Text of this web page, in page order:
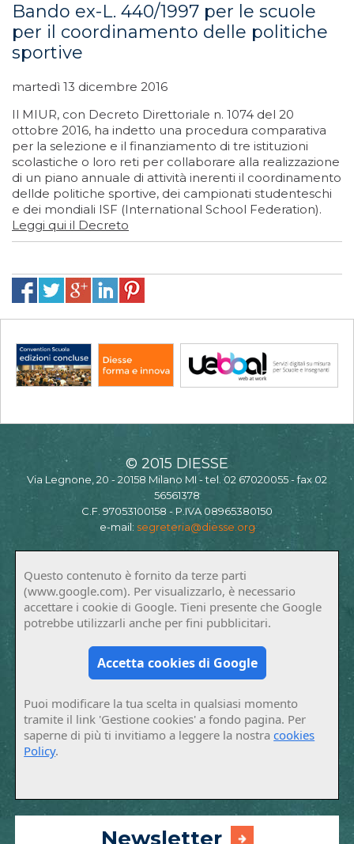
Bando ex-L. 440/1997 per le scuole
per il coordinamento delle politiche
sportive
martedì 13 dicembre 2016
Il MIUR, con Decreto Direttoriale n. 1074 del 20
ottobre 2016, ha indetto una procedura comparativa
per la selezione e il finanziamento di tre istituzioni
scolastiche o loro reti per collaborare alla realizzazione
di un piano annuale di attività inerenti il coordinamento
dellde politiche sportive, dei campionati studenteschi
e dei mondiali ISF (International School Federation).
Leggi qui il Decreto
© 2015 DIESSE
Via Legnone, 20 - 20158 Milano MI - tel. 02 67020055 - fax 02
56561378
C.F. 97053100158 - P.IVA 08965380150
e-mail: segreteria@diesse.org
Questo contenuto è fornito da terze parti
(www.google.com). Per visualizzarlo, è necessario
accettare i cookie di Google. Tieni presente che Google
potrebbe utilizzarli anche per fini pubblicitari.
Accetta cookies di Google
Puoi modificare la tua scelta in qualsiasi momento
tramite il link 'Gestione cookies' a fondo pagina. Per
saperne di più ti invitiamo a leggere la nostracookies
Policy.
Newsletter